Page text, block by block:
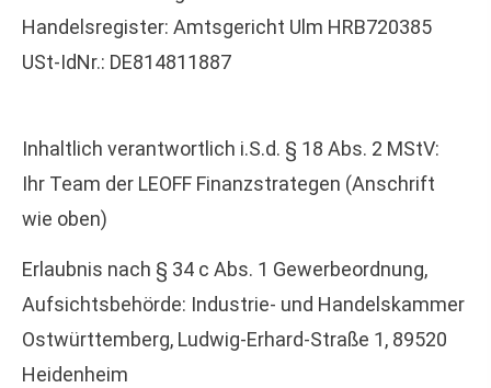
Handelsregister: Amtsgericht Ulm HRB720385
USt-IdNr.: DE814811887
Inhaltlich verantwortlich i.S.d. § 18 Abs. 2 MStV:
Ihr Team der LEOFF Finanzstrategen (Anschrift
wie oben)
Erlaubnis nach § 34 c Abs. 1 Gewerbeordnung,
Aufsichtsbehörde: Industrie- und Handelskammer
Ostwürttemberg, Ludwig-Erhard-Straße 1, 89520
Heidenheim